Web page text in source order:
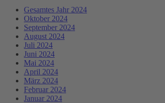
Gesamtes Jahr 2024
Oktober 2024
September 2024
August 2024
Juli 2024
Juni 2024
Mai 2024
April 2024
März 2024
Februar 2024
Januar 2024